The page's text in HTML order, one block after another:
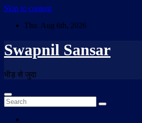
Skip to content
Thu. Aug 6th, 2026
Swapnil Sansar
भीड़ से जुदा